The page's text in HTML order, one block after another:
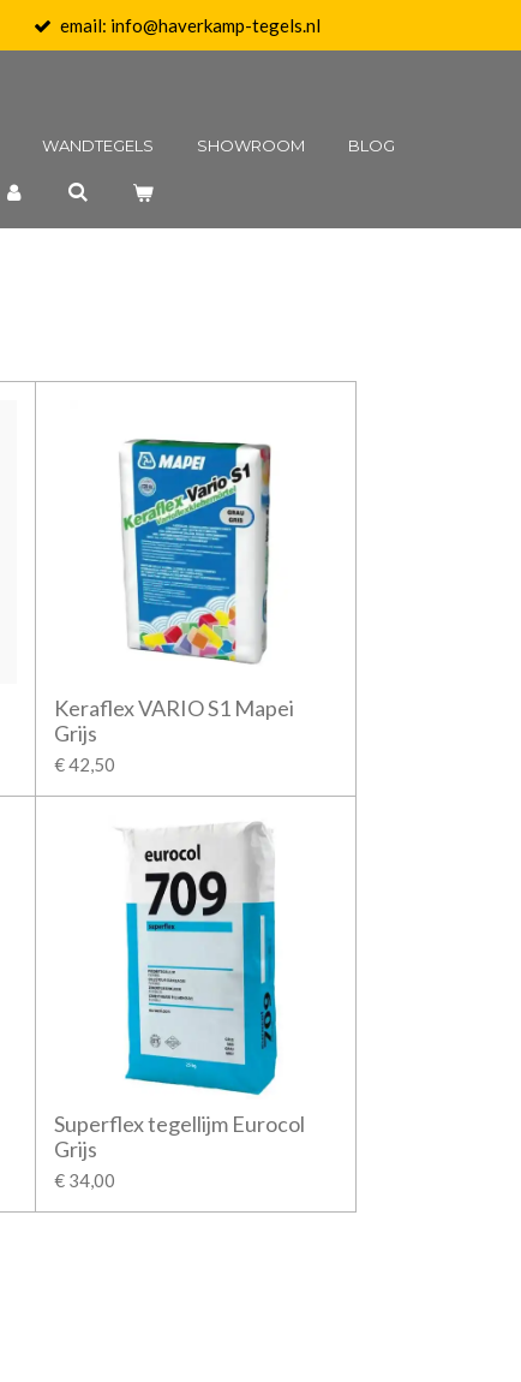
email: info@haverkamp-tegels.nl
WANDTEGELS SHOWROOM BLOG
Keraflex VARIO S1 Mapei
Grijs
€ 42,50
Superflex tegellijm Eurocol
Grijs
€ 34,00